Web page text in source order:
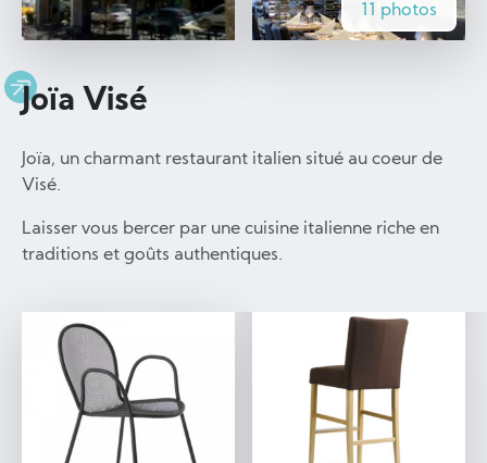
11 photos
Joïa Visé
Joïa, un charmant restaurant italien situé au coeur de
Visé.
Laisser vous bercer par une cuisine italienne riche en
traditions et goûts authentiques.